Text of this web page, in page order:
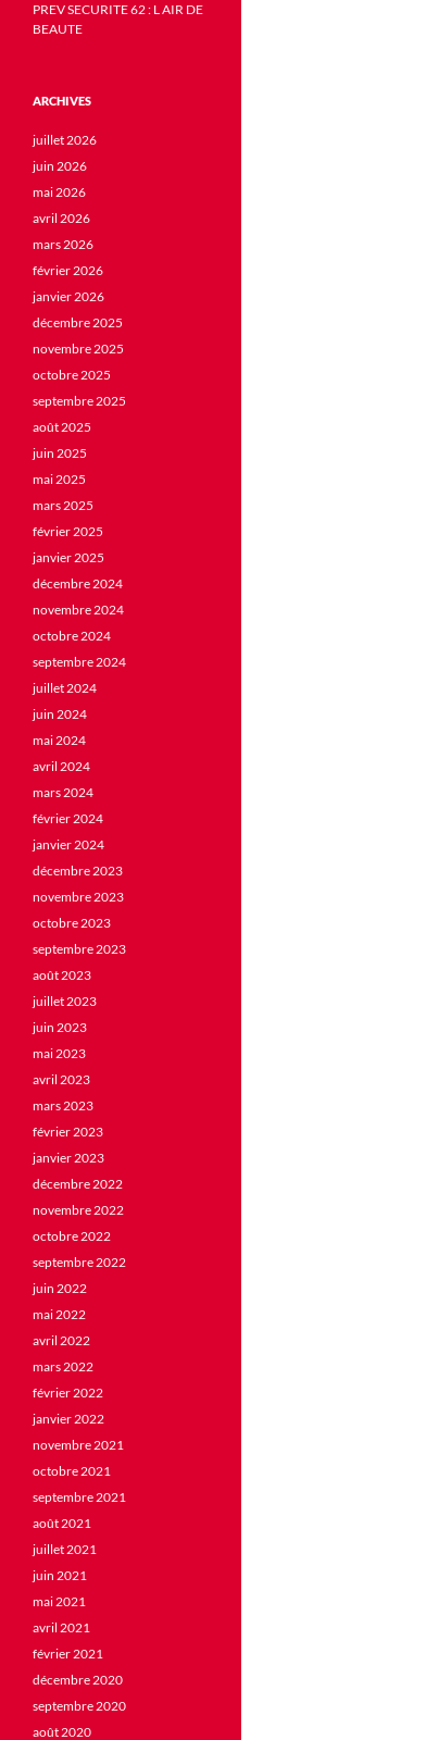
PREV SECURITE 62 : L AIR DE
BEAUTE
ARCHIVES
juillet 2026
juin 2026
mai 2026
avril 2026
mars 2026
février 2026
janvier 2026
décembre 2025
novembre 2025
octobre 2025
septembre 2025
août 2025
juin 2025
mai 2025
mars 2025
février 2025
janvier 2025
décembre 2024
novembre 2024
octobre 2024
septembre 2024
juillet 2024
juin 2024
mai 2024
avril 2024
mars 2024
février 2024
janvier 2024
décembre 2023
novembre 2023
octobre 2023
septembre 2023
août 2023
juillet 2023
juin 2023
mai 2023
avril 2023
mars 2023
février 2023
janvier 2023
décembre 2022
novembre 2022
octobre 2022
septembre 2022
juin 2022
mai 2022
avril 2022
mars 2022
février 2022
janvier 2022
novembre 2021
octobre 2021
septembre 2021
août 2021
juillet 2021
juin 2021
mai 2021
avril 2021
février 2021
décembre 2020
septembre 2020
août 2020